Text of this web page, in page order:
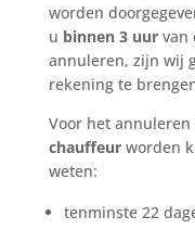
worden
u binnen 3 uur van
annuleren, zijn wij
rekening te
Voor het annuleren
chauffeurworden
weten:
tenminste 22